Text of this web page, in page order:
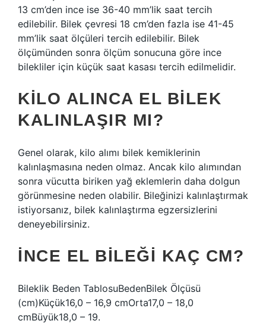
13 cm’den ince ise 36-40 mm’lik saat tercih
edilebilir. Bilek çevresi 18 cm’den fazla ise 41-45
mm’lik saat ölçüleri tercih edilebilir. Bilek
ölçümünden sonra ölçüm sonucuna göre ince
bilekliler için küçük saat kasası tercih edilmelidir.
KILO ALINCA EL BILEK
KALINLAŞIR MI?
Genel olarak, kilo alımı bilek kemiklerinin
kalınlaşmasına neden olmaz. Ancak kilo alımından
sonra vücutta biriken yağ eklemlerin daha dolgun
görünmesine neden olabilir. Bileğinizi kalınlaştırmak
istiyorsanız, bilek kalınlaştırma egzersizlerini
deneyebilirsiniz.
İNCE EL BILEĞI KAÇ CM?
Bileklik Beden TablosuBedenBilek Ölçüsü
(cm)Küçük16,0 – 16,9 cmOrta17,0 – 18,0
cmBüyük18,0 – 19.